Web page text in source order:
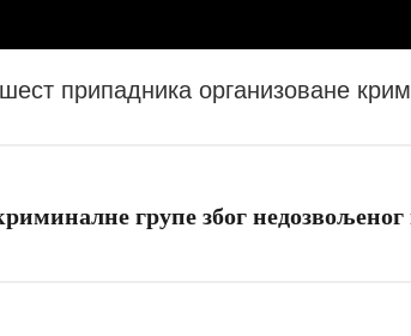
припадника организоване
групе због недозвољеног